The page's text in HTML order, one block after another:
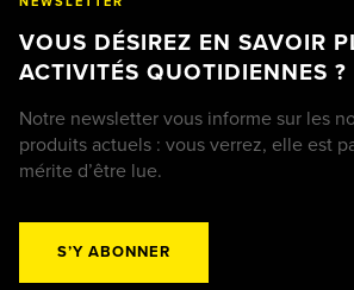
VOUS DÉSIREZ EN SAVOIR
ACTIVITÉS QUOTIDIENNES ?
Notre newsletter vous informe sur les
produits actuels : vous verrez, elle est
mérite d’être lue.
S’Y ABONNER